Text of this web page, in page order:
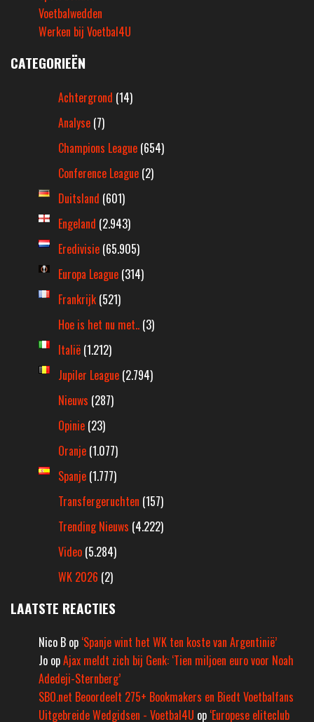
Voetbalwedden
Werken bij Voetbal4U
CATEGORIEËN
Achtergrond (14)
Analyse (7)
Champions League (654)
Conference League (2)
Duitsland (601)
Engeland (2.943)
Eredivisie (65.905)
Europa League (314)
Frankrijk (521)
Hoe is het nu met.. (3)
Italië (1.212)
Jupiler League (2.794)
Nieuws (287)
Opinie (23)
Oranje (1.077)
Spanje (1.777)
Transfergeruchten (157)
Trending Nieuws (4.222)
Video (5.284)
WK 2026 (2)
LAATSTE REACTIES
Nico B op ‘Spanje wint het WK ten koste van Argentinië’
Jo opAjax meldt zich bij Genk: ‘Tien miljoen euro voor Noah
Adedeji-Sternberg’
SBO.net Beoordeelt 275+ Bookmakers en Biedt Voetbalfans
Uitgebreide Wedgidsen - Voetbal4U op ‘Europese eliteclub